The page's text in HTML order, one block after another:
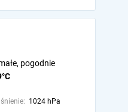
pogodnie
1024 hPa